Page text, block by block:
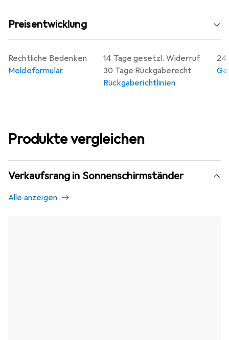
Preisentwicklung
14 Tage gesetzl. Widerruf
30 Tage Rückgaberecht
Rückgaberichtlinien
24
Rechtliche Bedenken
Meldeformular
Produkte vergleichen
Verkaufsrang in Sonnenschirmständer
Alle anzeigen